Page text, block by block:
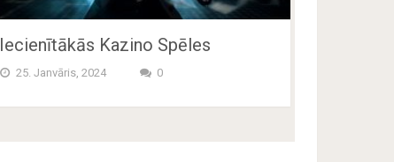
Iecienītākās Kazino Spēles
25. Janvāris, 2024 0